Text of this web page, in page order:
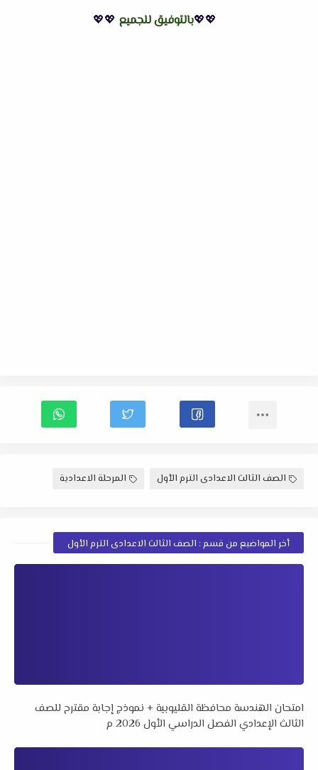
💖💖بالتوفيق للجميع 💖💖
الصف الثالث الاعدادى الترم الأول المرحلة الاعدادية
أخر المواضيع من قسم : الصف الثالث الاعدادى الترم الأول
امتحان الهندسة محافظة القليوبية + نموذج إجابة مقترح للصف
الثالث الإعدادي الفصل الدراسي الأول 2026 م